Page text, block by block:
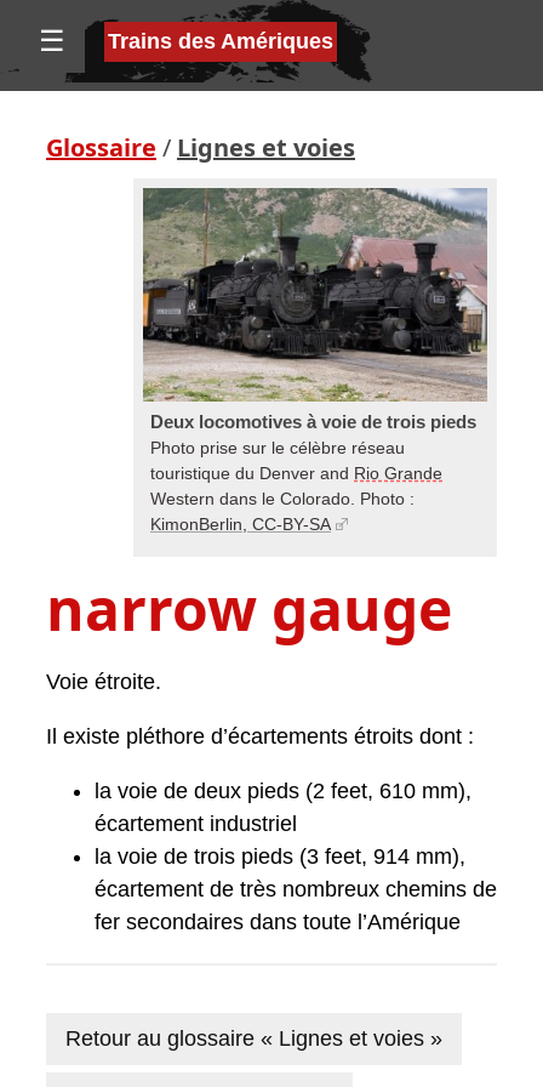
☰ Trains des Amériques
Glossaire / Lignes et voies
Deux locomotives à voie de trois pieds
Photo prise sur le célèbre réseau
touristique du Denver and Rio Grande
Western dans le Colorado. Photo :
KimonBerlin, CC-BY-SA
narrow gauge
Voie étroite.
Il existe pléthore d’écartements étroits dont :
la voie de deux pieds (2 feet, 610 mm),
écartement industriel
la voie de trois pieds (3 feet, 914 mm),
écartement de très nombreux chemins de
fer secondaires dans toute l’Amérique
Retour au glossaire « Lignes et voies »